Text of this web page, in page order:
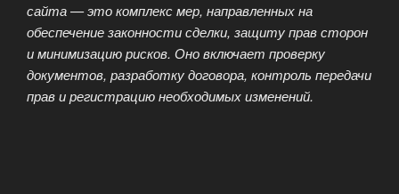
сайта — это комплекс мер, направленных на
обеспечение законности сделки, защиту прав сторон
и минимизацию рисков. Оно включает проверку
документов, разработку договора, контроль передачи
прав и регистрацию необходимых изменений.